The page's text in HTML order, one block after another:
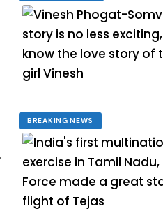
BREAKING NEWS